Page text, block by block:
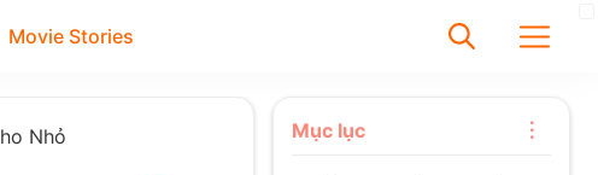
Movie Stories
Nhỏ Mục lục